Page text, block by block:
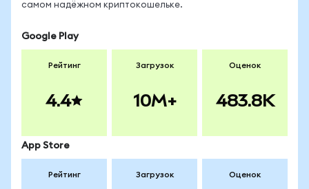
самом надёжном криптокошельке.
Google Play
Рейтинг
4.4
Загрузок
10M+
Оценок
483.8K
App Store
Рейтинг Загрузок Оценок